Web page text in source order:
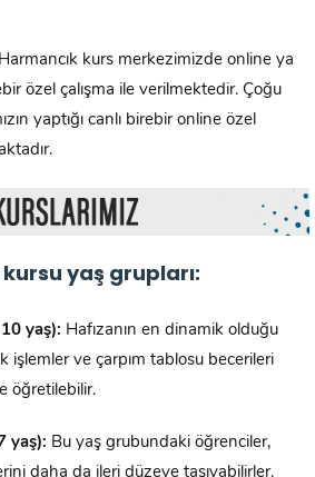
kurs merkezimizde online ya
özel çalışma ile verilmektedir. Çoğu
yaptığı canlı birebir online özel
yaş grupları:
yaş): Hafızanın en dinamik olduğu
işlemler ve çarpım tablosu becerileri
öğretilebilir.
yaş): Bu yaş grubundaki öğrenciler,
daha da ileri düzeye taşıyabilirler.